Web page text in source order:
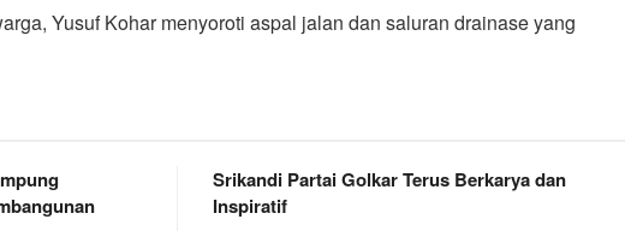
Yusuf Kohar menyoroti aspal jalan dan saluran drainase yang
Srikandi Partai Golkar Terus Berkarya dan
Inspiratif